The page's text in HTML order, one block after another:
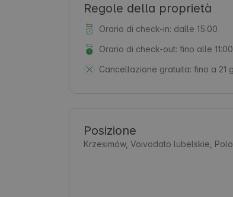
Regole della proprietà
Orario di check-in: dalle 15:00
Orario di check-out: fino alle 11:00
Cancellazione gratuita: fino a 21
Posizione
Krzesimów, Voivodato lubelskie,